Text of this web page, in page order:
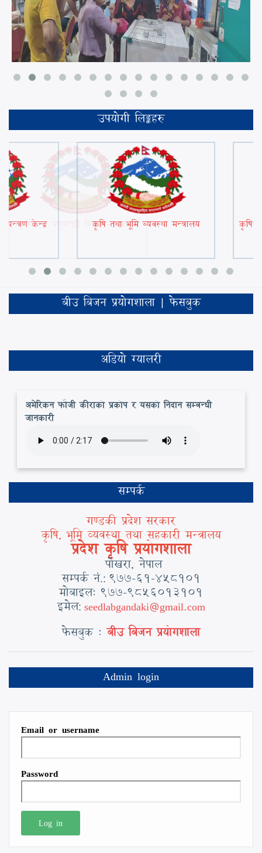
उपयोगी लिङ्कहरु
केन्द्र कृषि तथा भूमि व्यवस्था मन्त्रालय कृषि
बीउ बिजन प्रयोगशाला | फेसबुक
अडियो ग्यालरी
अमेरिकन फौजी कीराको प्रकोप र यसको निदान सम्बन्धी
जानकारी
सम्पर्क
गण्डकी प्रदेश सरकार
कृषि, भूमि व्यवस्था तथा सहकारी मन्त्रालय
प्रदेश कृषि प्रयोगशाला
पोखरा, नेपाल
सम्पर्क नं.: ९७७-६१-४५८१०१
मोबाइल: ९७७-९८५६०१३१०१
इमेल: seedlabgandaki@gmail.com
फेसबुक :बीउ बिजन प्रयोगशाला
Admin login
Email or username
Password